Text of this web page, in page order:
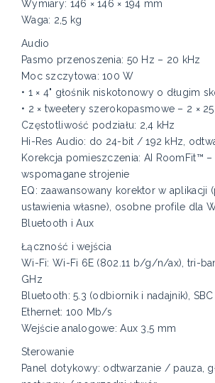
Wymiary: 146 × 146 × 194 mm
Waga: 2,5 kg
Audio
Pasmo przenoszenia: 50 Hz – 20 kHz
Moc szczytowa: 100 W
• 1 × 4" głośnik niskotonowy o długim
• 2 × tweetery szerokopasmowe – 2 ×
Częstotliwość podziału: 2,4 kHz
Hi-Res Audio: do 24-bit / 192 kHz,
Korekcja pomieszczenia: AI RoomFit™
wspomagane strojenie
EQ: zaawansowany korektor w aplikacji
ustawienia własne), osobne profile dla
Bluetooth i Aux
Łączność i wejścia
Wi-Fi: Wi-Fi 6E (802.11 b/g/n/ax), tri-
GHz
Bluetooth: 5.3 (odbiornik i nadajnik),
Ethernet: 100 Mb/s
Wejście analogowe: Aux 3,5 mm
Sterowanie
Panel dotykowy: odtwarzanie / pauza,